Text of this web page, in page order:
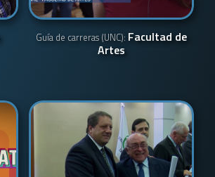
Guía de carreras (UNC): Facultad de
Artes